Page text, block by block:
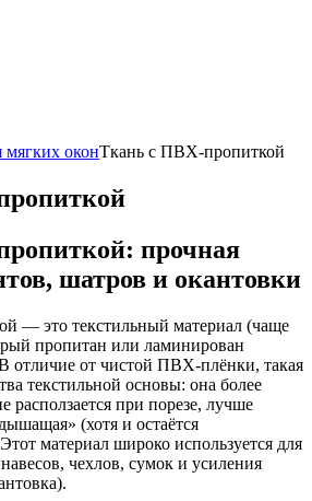
оконТкань с ПВХ-пропиткой
прочная
шатров и окантовки
— это текстильный материал (чаще
пропитан или ламинирован
отличие от чистой ПВХ-плёнки, такая
текстильной основы: она более
расползается при порезе, лучше
(хотя и остаётся
материал широко используется для
чехлов, сумок и усиления